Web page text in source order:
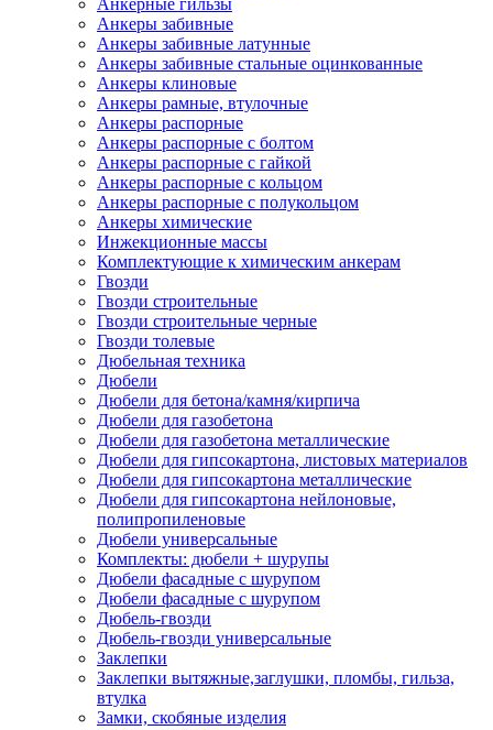
Анкерные гильзы
Анкеры забивные
Анкеры забивные латунные
Анкеры забивные стальные оцинкованные
Анкеры клиновые
Анкеры рамные, втулочные
Анкеры распорные
Анкеры распорные с болтом
Анкеры распорные с гайкой
Анкеры распорные с кольцом
Анкеры распорные с полукольцом
Анкеры химические
Инжекционные массы
Комплектующие к химическим анкерам
Гвозди
Гвозди строительные
Гвозди строительные черные
Гвозди толевые
Дюбельная техника
Дюбели
Дюбели для бетона/камня/кирпича
Дюбели для газобетона
Дюбели для газобетона металлические
Дюбели для гипсокартона, листовых материалов
Дюбели для гипсокартона металлические
Дюбели для гипсокартона нейлоновые,
полипропиленовые
Дюбели универсальные
Комплекты: дюбели + шурупы
Дюбели фасадные с шурупом
Дюбели фасадные с шурупом
Дюбель-гвозди
Дюбель-гвозди универсальные
Заклепки
Заклепки вытяжные,заглушки, пломбы, гильза,
втулка
Замки, скобяные изделия